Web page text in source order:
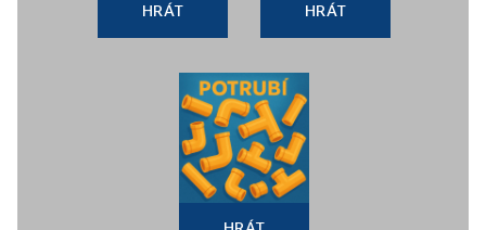
HRÁT HRÁT